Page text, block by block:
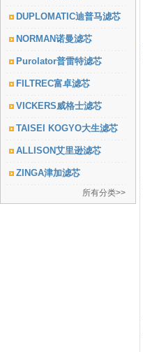
DUPLOMATIC迪普马滤芯
NORMAN诺曼滤芯
Purolator普雷特滤芯
FILTREC富卓滤芯
VICKERS威格士滤芯
TAISEI KOGYO大生滤芯
ALLISON艾里逊滤芯
ZINGA津加滤芯
所有分类>>